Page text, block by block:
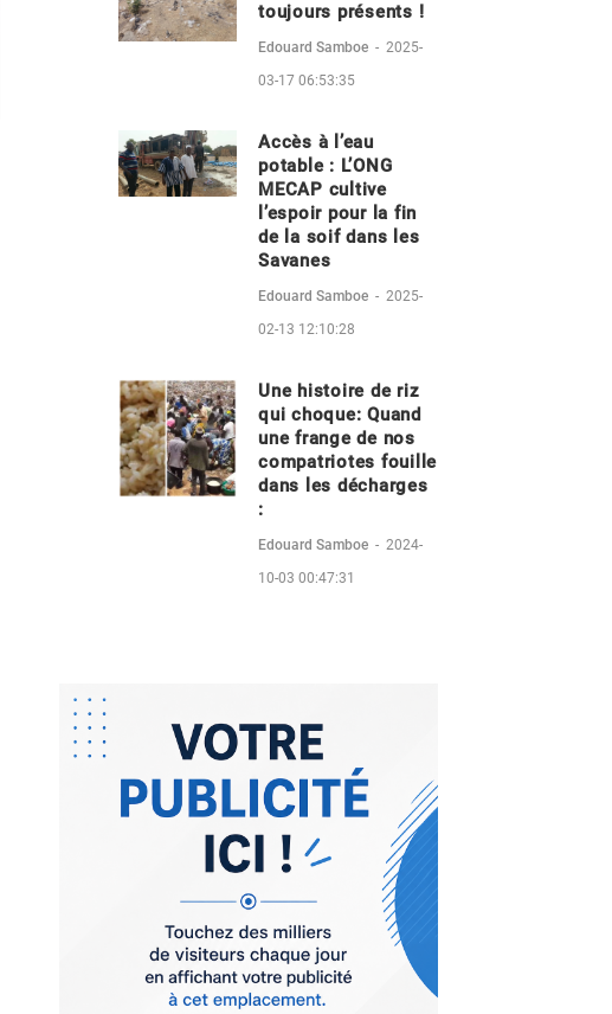
toujours présents !
Edouard Samboe - 2025-
03-17 06:53:35
Accès à l’eau
potable : L’ONG
MECAP cultive
l’espoir pour la fin
de la soif dans les
Savanes
Edouard Samboe - 2025-
02-13 12:10:28
Une histoire de riz
qui choque: Quand
une frange de nos
compatriotes fouille
dans les décharges
:
Edouard Samboe - 2024-
10-03 00:47:31